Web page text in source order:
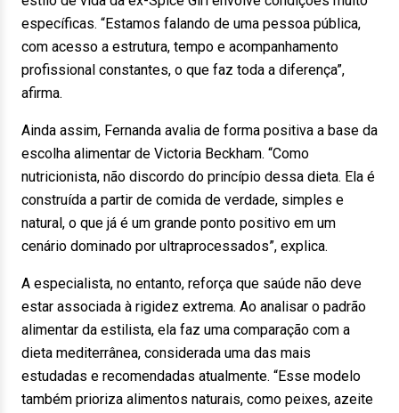
específicas. “Estamos falando de uma pessoa pública,
com acesso a estrutura, tempo e acompanhamento
profissional constantes, o que faz toda a diferença”,
afirma.
Ainda assim, Fernanda avalia de forma positiva a base da
escolha alimentar de Victoria Beckham. “Como
nutricionista, não discordo do princípio dessa dieta. Ela é
construída a partir de comida de verdade, simples e
natural, o que já é um grande ponto positivo em um
cenário dominado por ultraprocessados”, explica.
A especialista, no entanto, reforça que saúde não deve
estar associada à rigidez extrema. Ao analisar o padrão
alimentar da estilista, ela faz uma comparação com a
dieta mediterrânea, considerada uma das mais
estudadas e recomendadas atualmente. “Esse modelo
também prioriza alimentos naturais, como peixes, azeite